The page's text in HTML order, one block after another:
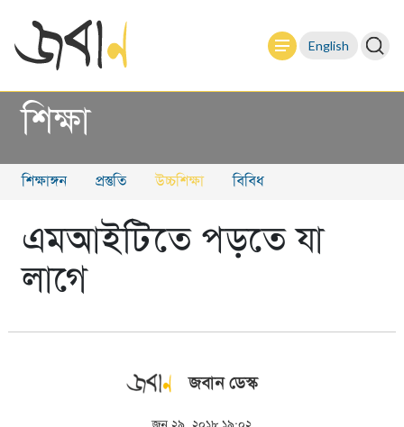
English
শিক্ষা
শিক্ষাঙ্গন প্রস্তুতি উচ্চশিক্ষা বিবিধ
এমআইটিতে পড়তে যা
লাগে
জবান ডেস্ক